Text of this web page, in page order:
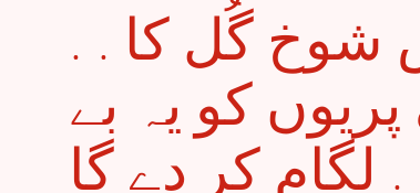
. . ہے کوہ قاف پہ اُس شوخ گُل کا
کو یہ بے
. . .